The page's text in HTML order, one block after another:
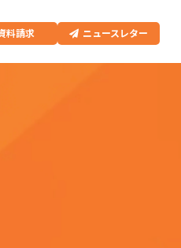
料請求 ニュースレター